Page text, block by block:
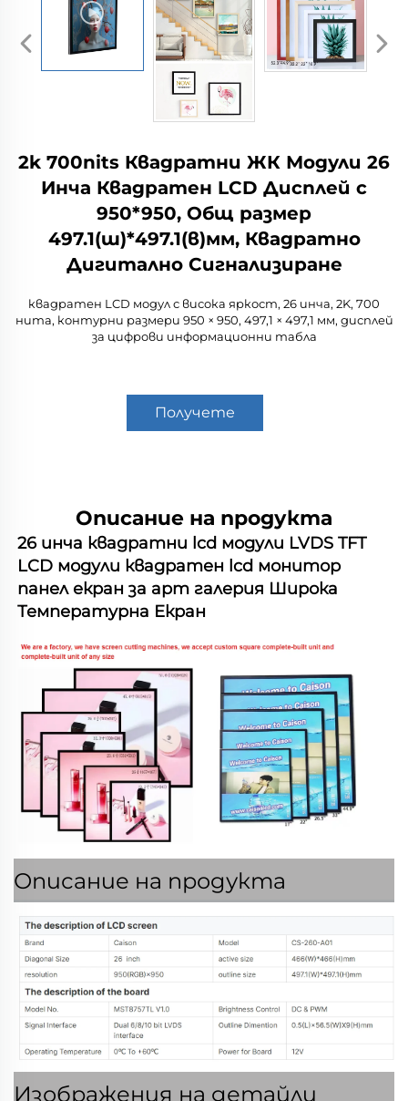
2k 700nits Квадратни ЖК Модули 26
Инча Квадратен LCD Дисплей с
950*950, Общ размер
497.1(ш)*497.1(в)мм, Квадратно
Дигитално Сигнализиране
квадратен LCD модул с висока яркост, 26 инча, 2K, 700
нита, контурни размери 950 × 950, 497,1 × 497,1 мм, дисплей
за цифрови информационни табла
Получете
Описание на продукта
26 инча квадратни lcd модули LVDS TFT
LCD модули квадратен lcd монитор
панел екран за арт галерия Широка
Температурна Екран
Описание на продукта
Изображения на детайли